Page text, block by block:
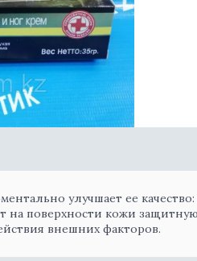
улучшает ее качество:
на поверхности кожи
внешних факторов.